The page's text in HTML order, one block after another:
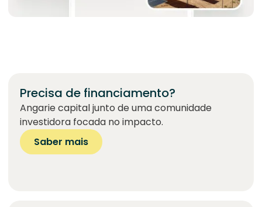
Precisa de financiamento?
Angarie capital junto de uma comunidade
investidora focada no impacto.
Saber mais